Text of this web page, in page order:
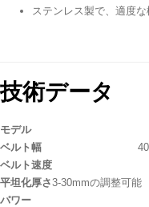
ステンレス製で、適度な
技術データ
モデル
ベルト幅
ベルト速度
平坦化厚さ3-30mmの調整可能
パワー